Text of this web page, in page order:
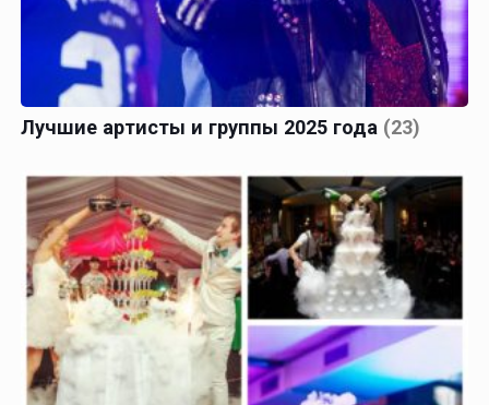
Лучшие артисты и группы 2025 года (23)